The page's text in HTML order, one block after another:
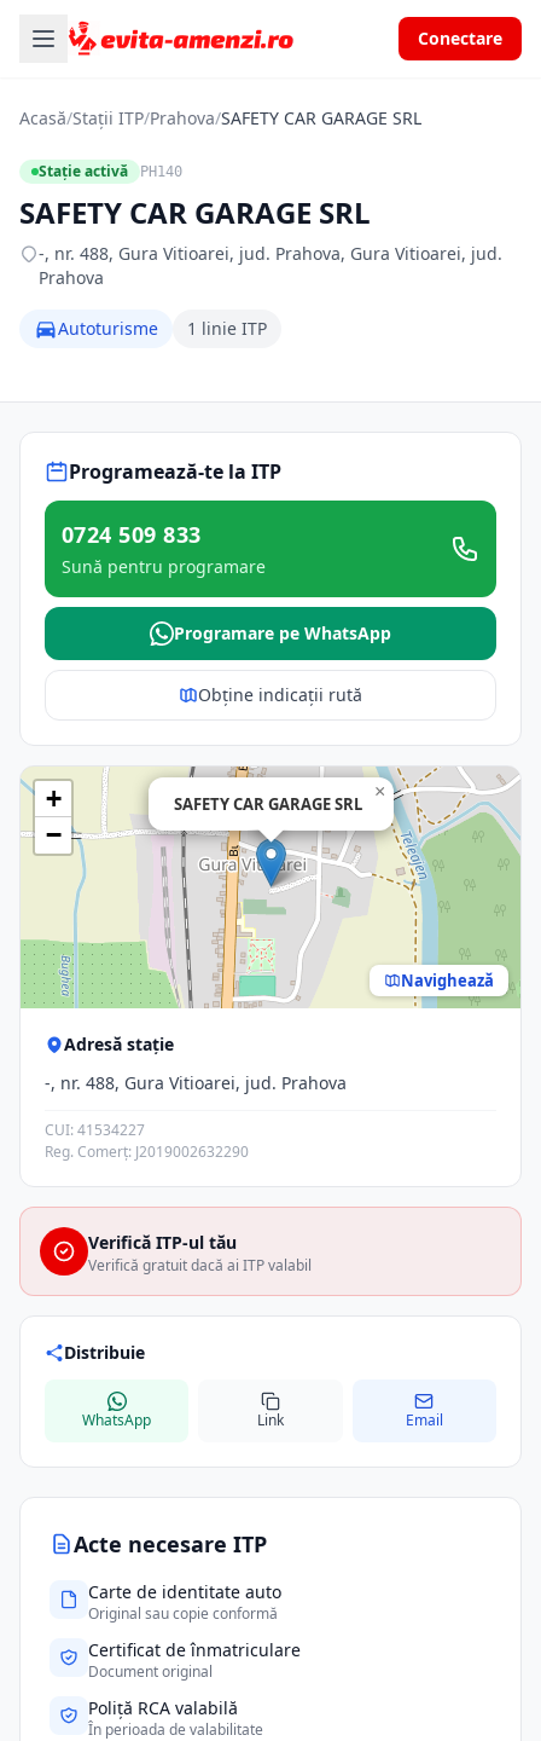
Conectare
Acasă/Stații ITP/Prahova/SAFETY CAR GARAGE SRL
Stație activă PH140
SAFETY CAR GARAGE SRL
-, nr. 488, Gura Vitioarei, jud. Prahova, Gura Vitioarei, jud.
Prahova
Autoturisme 1 linie ITP
Acte necesare ITP
Carte de identitate auto
Original sau copie conformă
Certificat de înmatriculare
Document original
Poliță RCA valabilă
În perioada de valabilitate
Programează-te la ITP
0724 509 833
Sună pentru programare
Programare pe WhatsApp
Obține indicații rută
SAFETY CAR GARAGE SRL
×
+
−
Navighează
Adresă stație
-, nr. 488, Gura Vitioarei, jud. Prahova
CUI: 41534227
Reg. Comerț: J2019002632290
Verifică ITP-ul tău
Verifică gratuit dacă ai ITP valabil
Distribuie
WhatsApp Link Email